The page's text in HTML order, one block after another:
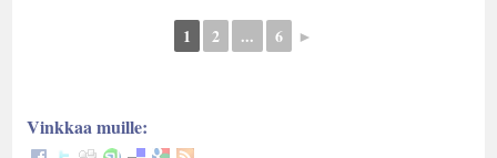
1 2 ... 6 ►
Vinkkaa muille: